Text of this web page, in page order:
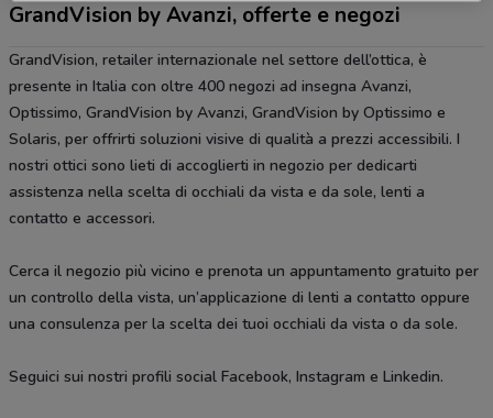
GrandVision by Avanzi, offerte e negozi
GrandVision, retailer internazionale nel settore dell’ottica, è
presente in Italia con oltre 400 negozi ad insegna Avanzi,
Optissimo, GrandVision by Avanzi, GrandVision by Optissimo e
Solaris, per offrirti soluzioni visive di qualità a prezzi accessibili. I
nostri ottici sono lieti di accoglierti in negozio per dedicarti
assistenza nella scelta di occhiali da vista e da sole, lenti a
contatto e accessori.
Cerca il negozio più vicino e prenota un appuntamento gratuito per
un controllo della vista, un’applicazione di lenti a contatto oppure
una consulenza per la scelta dei tuoi occhiali da vista o da sole.
Seguici sui nostri profili social Facebook, Instagram e Linkedin.